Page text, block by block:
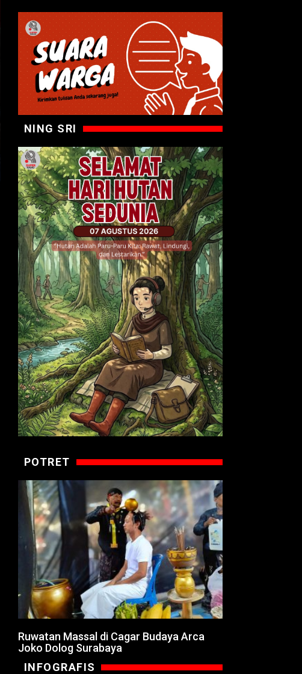
NING SRI
POTRET
Ruwatan Massal di Cagar Budaya Arca
Joko Dolog Surabaya
INFOGRAFIS